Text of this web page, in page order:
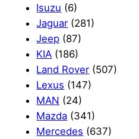
Isuzu (6)
Jaguar (281)
Jeep (87)
KIA (186)
Land Rover (507)
Lexus (147)
MAN (24)
Mazda (341)
Mercedes (637)